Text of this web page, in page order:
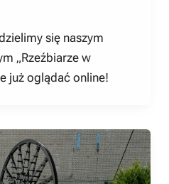
się naszym
„Rzeźbiarze w
już oglądać online!